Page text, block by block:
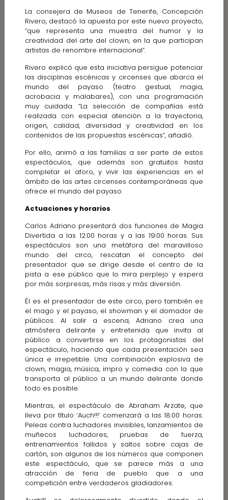
La consejera de Museos de Tenerife, Concepción
Rivero, destacó la apuesta por este nuevo proyecto,
“que representa una muestra del humor y la
creatividad del arte del clown, en la que participan
artistas de renombre internacional”.
Rivero explicó que esta iniciativa persigue potenciar
las disciplinas escénicas y circenses que abarca el
mundo del payaso (teatro gestual, magia,
acrobacia y malabares), con una programación
muy cuidada. “La selección de compañías está
realizada con especial atención a la trayectoria,
origen, calidad, diversidad y creatividad en los
contenidos de las propuestas escénicas”, añadió.
Por ello, animó a las familias a ser parte de estos
espectáculos, que además son gratuitos hasta
completar el aforo, y vivir las experiencias en el
ámbito de las artes circenses contemporáneas que
ofrece el mundo del payaso.
Actuaciones y horarios
Carlos Adriano presentará dos funciones de Magia
Divertida a las 12:00 horas y a las 19:00 horas. Sus
espectáculos son una metáfora del maravilloso
mundo del circo, rescatan el concepto del
presentador que se dirige desde el centro de la
pista a ese público que lo mira perplejo y espera
por más sorpresas, más risas y más diversión.
Él es el presentador de este circo, pero también es
el mago y el payaso, el showman y el domador de
públicos. Al salir a escena, Adriano crea una
atmósfera delirante y entretenida que invita al
público a convertirse en los protagonistas del
espectáculo, haciendo que cada presentación sea
única e irrepetible. Una combinación explosiva de
clown, magia, música, impro y comedia con la que
transporta al público a un mundo delirante donde
todo es posible.
Mientras, el espectáculo de Abraham Arzate, que
lleva por título ‘Auch!!!’ comenzará a las 18:00 horas.
Peleas contra luchadores invisibles, lanzamientos de
muñecos luchadores, pruebas de fuerza,
entrenamientos fallidos y saltos sobre cajas de
cartón, son algunos de los números que componen
este espectáculo, que se parece más a una
atracción de feria de pueblo que a una
competición entre verdaderos gladiadores.